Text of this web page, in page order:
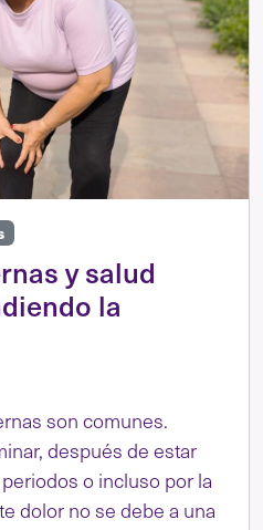
y salud
la
son comunes.
después de estar
o incluso por la
dolor no se debe a una